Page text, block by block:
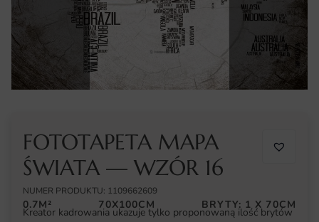
FOTOTAPETA MAPA
ŚWIATA — WZÓR 16
NUMER PRODUKTU: 1109662609
0.7M² 70X100CM BRYTY: 1 X 70CM
Kreator kadrowania ukazuje tylko proponowaną ilość brytów